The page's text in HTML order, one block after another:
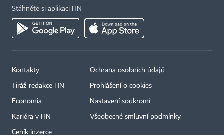
Stáhněte si aplikaci HN
Kontakty
Tiráž redakce HN
Economia
Kariéra v HN
Ceník inzerce
Ochrana osobních údajů
Prohlášení o cookies
Nastavení soukromí
Všeobecné smluvní podmínky